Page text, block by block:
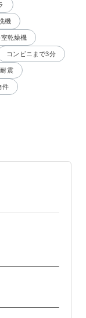
機
乾燥機
コンビニまで3分
震
件